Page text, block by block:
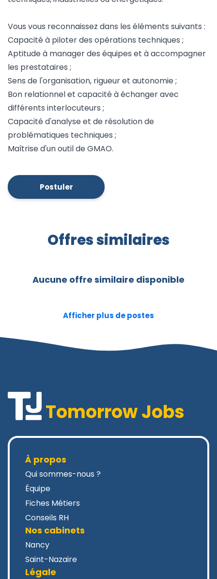
Vous vous reconnaissez dans les éléments suivants :
Capacité à piloter des opérations techniques ;
Aptitude à manager des équipes et à accompagner
les prestataires ;
Sens de l'organisation, rigueur et autonomie ;
Bon relationnel et capacité à échanger avec
différents interlocuteurs ;
Capacité d'analyse et de résolution de
problématiques techniques ;
Maîtrise d'un outil de GMAO.
Postuler
Offres similaires
Aucune offre similaire disponible
Afficher plus de postes
Tomorrow Jobs
À propos
Qui sommes-nous ?
Équipe
Fiches Métiers
Conseils RH
Nos cabinets
Nancy
Saint-Nazaire
Légale